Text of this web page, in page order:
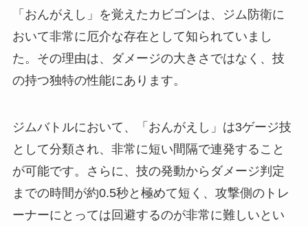
「おんがえし」を覚えたカビゴンは、ジム防衛に
おいて非常に厄介な存在として知られていまし
た。その理由は、ダメージの大きさではなく、技
の持つ独特の性能にあります。
ジムバトルにおいて、「おんがえし」は3ゲージ技
として分類され、非常に短い間隔で連発すること
が可能です。さらに、技の発動からダメージ判定
までの時間が約0.5秒と極めて短く、攻撃側のトレ
ーナーにとっては回避するのが非常に難しいとい